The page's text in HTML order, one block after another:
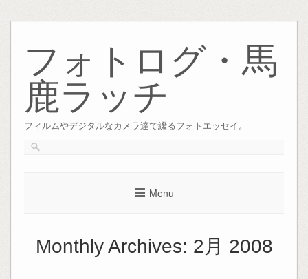
content
フォトログ・馬
鹿ラッチ
フィルムやデジタルなカメラ達で綴るフォトエッセイ。
Menu
Monthly Archives: 2月 2008